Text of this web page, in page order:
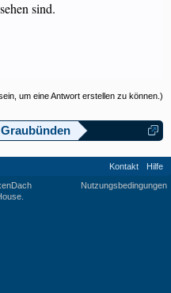
sind.
um eine Antwort erstellen zu können.)
Graubünden
Kontakt
Hilfe
Nutzungsbedingungen